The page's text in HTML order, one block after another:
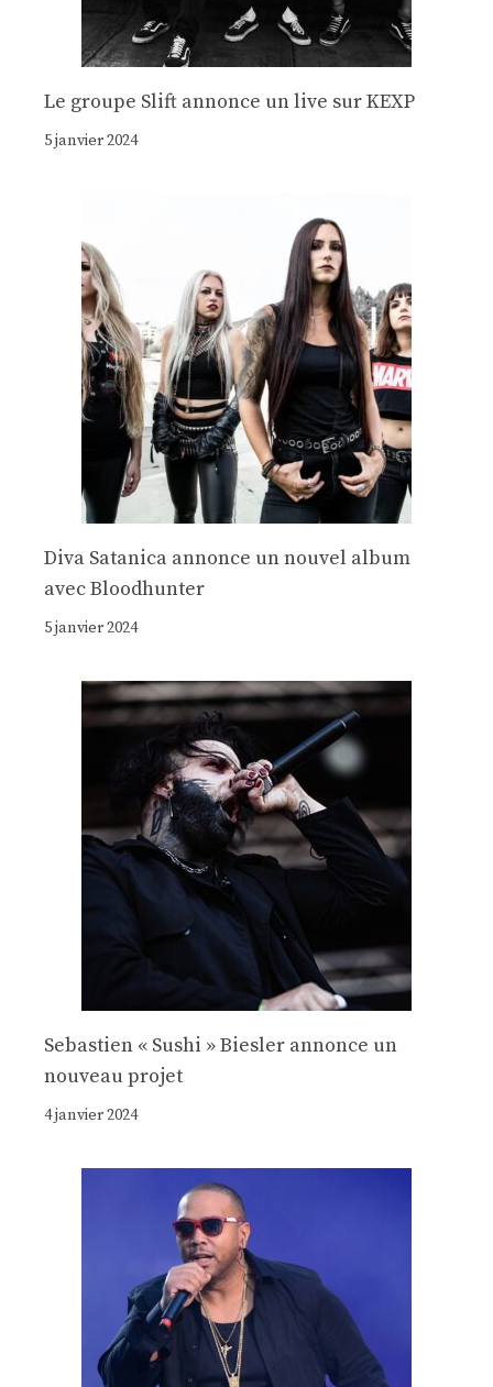
Le groupe Slift annonce un live sur KEXP
5 janvier 2024
Diva Satanica annonce un nouvel album
avec Bloodhunter
5 janvier 2024
Sebastien « Sushi » Biesler annonce un
nouveau projet
4 janvier 2024